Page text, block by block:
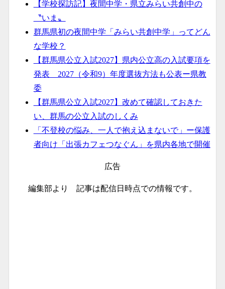
【学校探訪記】夜間中学・県立みらい共創中の
〝いま〟
群馬県初の夜間中学「みらい共創中学」ってどん
な学校？
【群馬県公立入試2027】県内公立高の入試要項を
発表 2027（令和9）年度選抜方法も公表ー県教
委
【群馬県公立入試2027】改めて確認しておきた
い、群馬の公立入試のしくみ
「不登校の悩み、一人で抱え込まないで」ー保護
者向け「出張カフェつなぐん」を県内各地で開催
広告
編集部より 記事は配信日時点での情報です。